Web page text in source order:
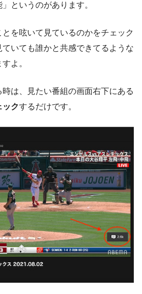
というのがあります。
を呟いて見ているのかをチェック
いても誰かと共感できてるような
よ。
は、見たい番組の画面右下にある
ックするだけです。